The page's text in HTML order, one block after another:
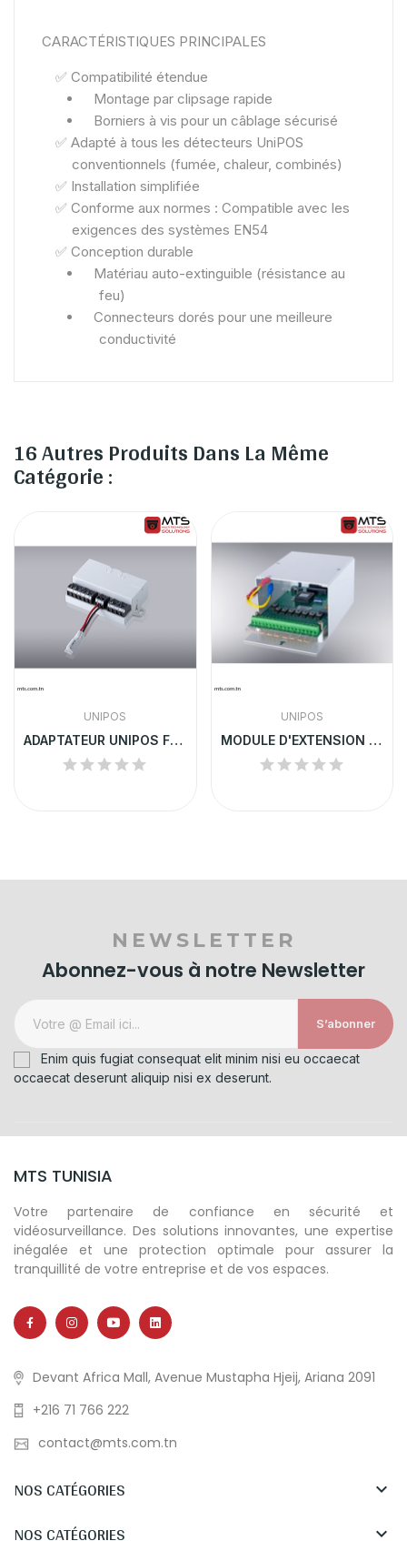
CARACTÉRISTIQUES PRINCIPALES
✅ Compatibilité étendue
Montage par clipsage rapide
Borniers à vis pour un câblage sécurisé
✅ Adapté à tous les détecteurs UniPOS
conventionnels (fumée, chaleur, combinés)
✅ Installation simplifiée
✅ Conforme aux normes : Compatible avec les
exigences des systèmes EN54
✅ Conception durable
Matériau auto-extinguible (résistance au
feu)
Connecteurs dorés pour une meilleure
conductivité
16 Autres Produits Dans La Même
Catégorie :
UNIPOS
ADAPTATEUR UNIPOS FD7201S | ALIMENTATION...
UNIPOS
MODULE D'EXTENSION UNIPOS 8 LIGNES 1 SORTIE | 5202
NEWSLETTER
Abonnez-vous à notre Newsletter
S’abonner
Enim quis fugiat consequat elit minim nisi eu occaecat
occaecat deserunt aliquip nisi ex deserunt.
MTS TUNISIA
Votre partenaire de confiance en sécurité et
vidéosurveillance. Des solutions innovantes, une expertise
inégalée et une protection optimale pour assurer la
tranquillité de votre entreprise et de vos espaces.
Devant Africa Mall, Avenue Mustapha Hjeij, Ariana 2091
+216 71 766 222
contact@mts.com.tn
NOS CATÉGORIES 
NOS CATÉGORIES 